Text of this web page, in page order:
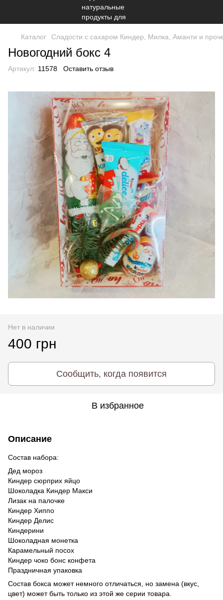
Каталог Сладости с сахаром Киндер, Милка, Аманти и
Новогодний бокс 4
Артикул: 11578 Оставить отзыв
Нет в наличии
400 грн
Сообщить, когда появится
В избранное
Описание
Состав набора:
Дед мороз
Киндер сюрприх яйцо
Шоколадка Киндер Макси
Лизак на палочке
Киндер Хиппо
Киндер Делис
Киндерини
Шоколадная монетка
Карамельный посох
Киндер чоко бонс конфета
Праздничная упаковка
Состав бокса может немного отличаться, но замена (вкус,
цвет) может быть только из этой же серии товара.